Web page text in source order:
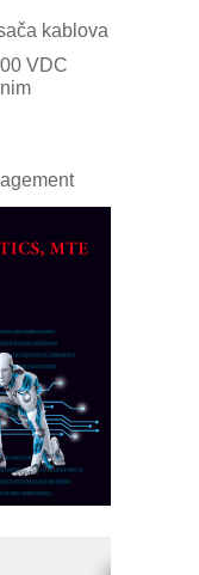
kablova
VDC
MINI-